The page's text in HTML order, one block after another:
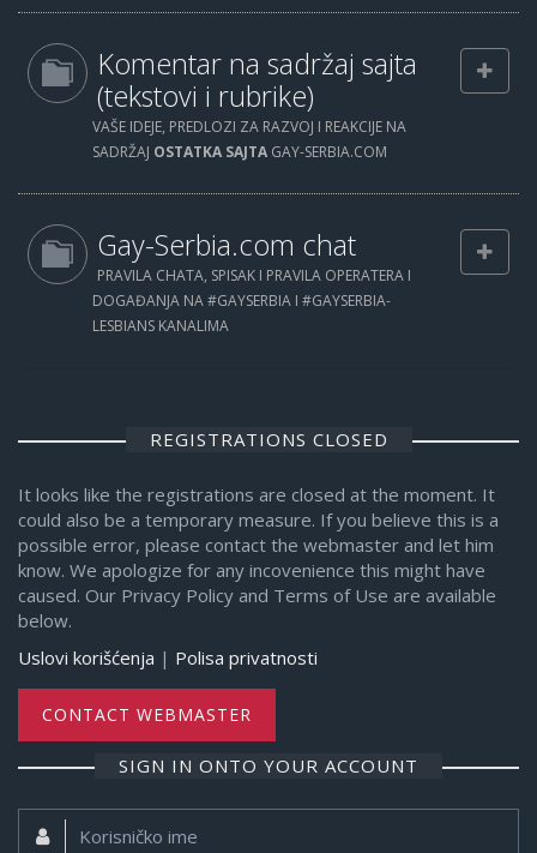
Komentar na sadržaj sajta
(tekstovi i rubrike)
VAŠE IDEJE, PREDLOZI ZA RAZVOJ I REAKCIJE NA
SADRŽAJ OSTATKA SAJTA GAY-SERBIA.COM
Gay-Serbia.com chat
PRAVILA CHATA, SPISAK I PRAVILA OPERATERA I
DOGAĐANJA NA #GAYSERBIA I #GAYSERBIA-
LESBIANS KANALIMA
REGISTRATIONS CLOSED
It looks like the registrations are closed at the moment. It
could also be a temporary measure. If you believe this is a
possible error, please contact the webmaster and let him
know. We apologize for any incovenience this might have
caused. Our Privacy Policy and Terms of Use are available
below.
Uslovi korišćenja | Polisa privatnosti
CONTACT WEBMASTER
SIGN IN ONTO YOUR ACCOUNT
Korisničko